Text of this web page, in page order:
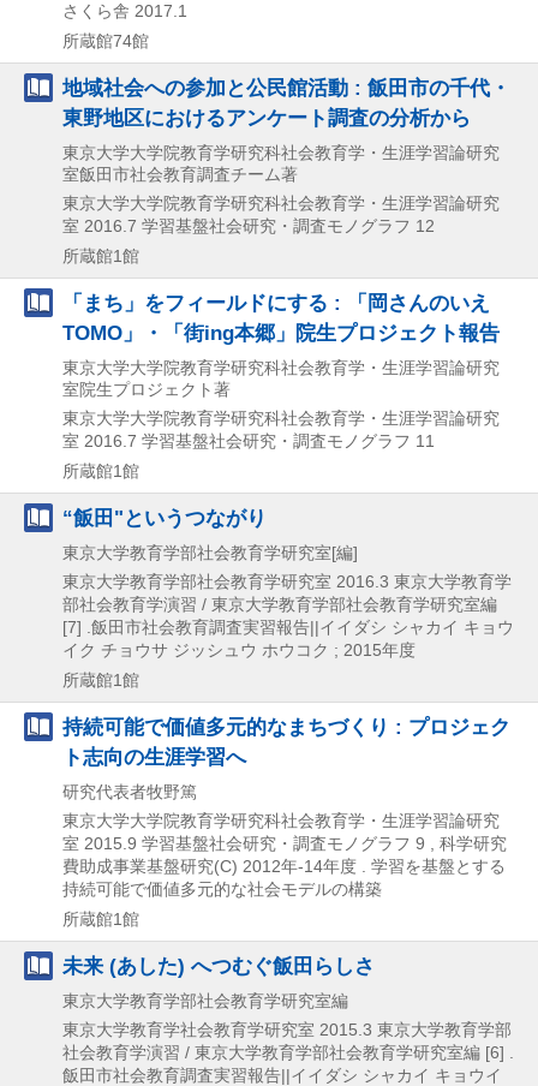
さくら舎 2017.1
所蔵館74館
地域社会への参加と公民館活動 : 飯田市の千代・
東野地区におけるアンケート調査の分析から
東京大学大学院教育学研究科社会教育学・生涯学習論研究
室飯田市社会教育調査チーム著
東京大学大学院教育学研究科社会教育学・生涯学習論研究
室 2016.7 学習基盤社会研究・調査モノグラフ 12
所蔵館1館
「まち」をフィールドにする : 「岡さんのいえ
TOMO」・「街ing本郷」院生プロジェクト報告
東京大学大学院教育学研究科社会教育学・生涯学習論研究
室院生プロジェクト著
東京大学大学院教育学研究科社会教育学・生涯学習論研究
室 2016.7 学習基盤社会研究・調査モノグラフ 11
所蔵館1館
“飯田"というつながり
東京大学教育学部社会教育学研究室[編]
東京大学教育学部社会教育学研究室 2016.3 東京大学教育学
部社会教育学演習 / 東京大学教育学部社会教育学研究室編
[7] .飯田市社会教育調査実習報告||イイダシ シャカイ キョウ
イク チョウサ ジッシュウ ホウコク ; 2015年度
所蔵館1館
持続可能で価値多元的なまちづくり : プロジェク
ト志向の生涯学習へ
研究代表者牧野篤
東京大学大学院教育学研究科社会教育学・生涯学習論研究
室 2015.9 学習基盤社会研究・調査モノグラフ 9 , 科学研究
費助成事業基盤研究(C) 2012年-14年度 . 学習を基盤とする
持続可能で価値多元的な社会モデルの構築
所蔵館1館
未来 (あした) へつむぐ飯田らしさ
東京大学教育学部社会教育学研究室編
東京大学教育学社会教育学研究室 2015.3 東京大学教育学部
社会教育学演習 / 東京大学教育学部社会教育学研究室編 [6] .
飯田市社会教育調査実習報告||イイダシ シャカイ キョウイ